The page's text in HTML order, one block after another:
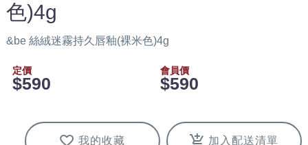
色)4g
&be 絲絨迷霧持久唇釉(裸米色)4g
定價
$590
會員價
$590
我的收藏 加入配送清單